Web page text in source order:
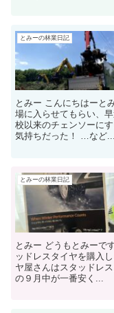
とみーの林業日記
とみー こんにちはーと
場に入らせてもらい、
校以来のチェンソーに
気持ちだった！ …など...
とみーの林業日記
とみー どうもとみーで
ッドレスタイヤを購入
ヤ屋さんはスタッドレ
の９月中が一番安く...